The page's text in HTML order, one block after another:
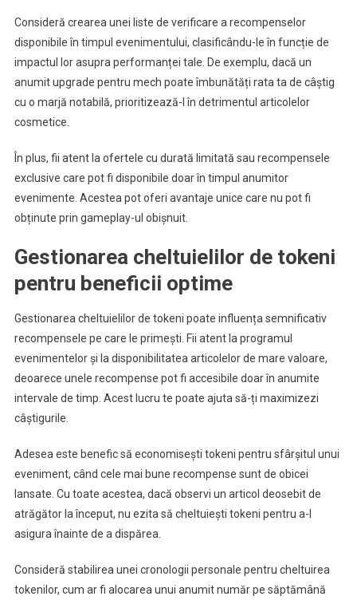
Consideră crearea unei liste de verificare a recompenselor
disponibile în timpul evenimentului, clasificându-le în funcție de
impactul lor asupra performanței tale. De exemplu, dacă un
anumit upgrade pentru mech poate îmbunătăți rata ta de câștig
cu o marjă notabilă, prioritizează-l în detrimentul articolelor
cosmetice.
În plus, fii atent la ofertele cu durată limitată sau recompensele
exclusive care pot fi disponibile doar în timpul anumitor
evenimente. Acestea pot oferi avantaje unice care nu pot fi
obținute prin gameplay-ul obișnuit.
Gestionarea cheltuielilor de tokeni
pentru beneficii optime
Gestionarea cheltuielilor de tokeni poate influența semnificativ
recompensele pe care le primești. Fii atent la programul
evenimentelor și la disponibilitatea articolelor de mare valoare,
deoarece unele recompense pot fi accesibile doar în anumite
intervale de timp. Acest lucru te poate ajuta să-ți maximizezi
câștigurile.
Adesea este benefic să economisești tokeni pentru sfârșitul unui
eveniment, când cele mai bune recompense sunt de obicei
lansate. Cu toate acestea, dacă observi un articol deosebit de
atrăgător la început, nu ezita să cheltuiești tokeni pentru a-l
asigura înainte de a dispărea.
Consideră stabilirea unei cronologii personale pentru cheltuirea
tokenilor, cum ar fi alocarea unui anumit număr pe săptămână